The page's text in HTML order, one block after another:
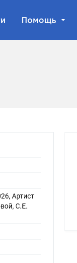
Помощь
Артист
С.Е.